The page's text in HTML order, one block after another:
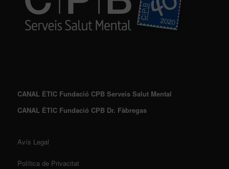
CANAL ÈTIC Fundació CPB Serveis Salut Mental
CANAL ÈTIC Fundació CPB Dr. Fàbregas
Avís Legal
Política de Privacitat